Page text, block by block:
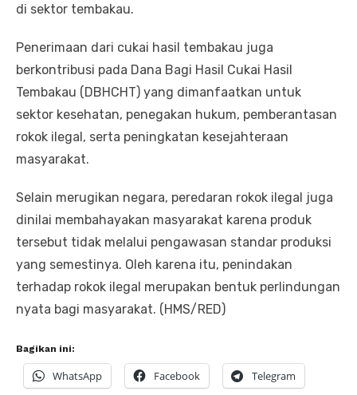
di sektor tembakau.
Penerimaan dari cukai hasil tembakau juga
berkontribusi pada Dana Bagi Hasil Cukai Hasil
Tembakau (DBHCHT) yang dimanfaatkan untuk
sektor kesehatan, penegakan hukum, pemberantasan
rokok ilegal, serta peningkatan kesejahteraan
masyarakat.
Selain merugikan negara, peredaran rokok ilegal juga
dinilai membahayakan masyarakat karena produk
tersebut tidak melalui pengawasan standar produksi
yang semestinya. Oleh karena itu, penindakan
terhadap rokok ilegal merupakan bentuk perlindungan
nyata bagi masyarakat. (HMS/RED)
Bagikan ini:
WhatsApp Facebook Telegram